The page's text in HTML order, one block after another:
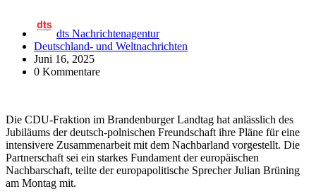
dts Nachrichtenagentur
Deutschland- und Weltnachrichten
Juni 16, 2025
0 Kommentare
Die CDU-Fraktion im Brandenburger Landtag hat anlässlich des
Jubiläums der deutsch-polnischen Freundschaft ihre Pläne für eine
intensivere Zusammenarbeit mit dem Nachbarland vorgestellt. Die
Partnerschaft sei ein starkes Fundament der europäischen
Nachbarschaft, teilte der europapolitische Sprecher Julian Brüning
am Montag mit.